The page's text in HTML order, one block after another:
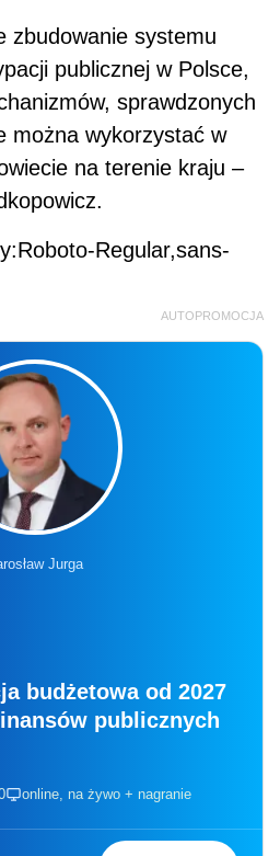
zbudowanie systemu
publicznej w Polsce,
sprawdzonych
można wykorzystać w
na terenie kraju –
Regular,sans-
AUTOPROMOCJA
Jurga
budżetowa od 2027
publicznych
online, na żywo + nagranie